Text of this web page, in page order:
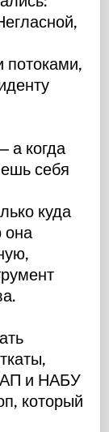
потоками,
а когда
себя
куда
она
и НАБУ
который